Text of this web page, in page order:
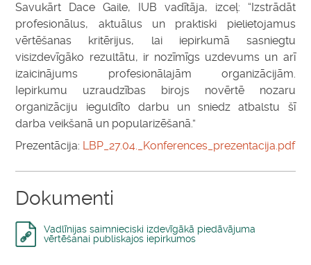
Savukārt Dace Gaile, IUB vadītāja, izceļ: “Izstrādāt
profesionālus, aktuālus un praktiski pielietojamus
vērtēšanas kritērijus, lai iepirkumā sasniegtu
visizdevīgāko rezultātu, ir nozīmīgs uzdevums un arī
izaicinājums profesionālajām organizācijām.
Iepirkumu uzraudzības birojs novērtē nozaru
organizāciju ieguldīto darbu un sniedz atbalstu šī
darba veikšanā un popularizēšanā.”
Prezentācija: LBP_27.04._Konferences_prezentacija.pdf
Dokumenti
Vadlīnijas saimnieciski izdevīgākā piedāvājuma
vērtēšanai publiskajos iepirkumos